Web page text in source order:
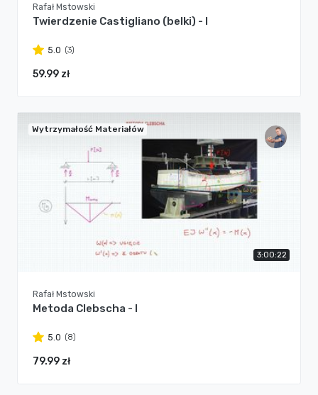
Rafał Mstowski
Twierdzenie Castigliano (belki) - I
5.0 (3)
59.99 zł
Wytrzymałość Materiałów
3:00:22
Rafał Mstowski
Metoda Clebscha - I
5.0 (8)
79.99 zł